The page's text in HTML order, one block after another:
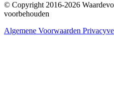
© Copyright 2016-2026
voorbehouden
Algemene Voorwaarden